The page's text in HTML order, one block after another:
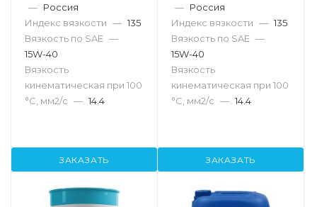
— Россия
Индекс вязкости — 135
Вязкость по SAE —
15W-40
Вязкость
кинематическая при 100
°С, мм2/с — 14.4
ЗАКАЗАТЬ
— Россия
Индекс вязкости — 135
Вязкость по SAE —
15W-40
Вязкость
кинематическая при 100
°С, мм2/с — 14.4
ЗАКАЗАТЬ